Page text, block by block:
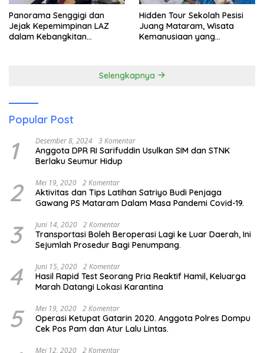
Panorama Senggigi dan
Jejak Kepemimpinan LAZ
dalam Kebangkitan
Hidden Tour Sekolah Pesisi
Juang Mataram, Wisata
Kemanusiaan yang
Selengkapnya
Popular Post
1 Desember 8, 2024 3 Komentar
Anggota DPR RI Sarifuddin Usulkan SIM dan STNK
Berlaku Seumur Hidup
2 Mei 19, 2020 2 Komentar
Aktivitas dan Tips Latihan Satriyo Budi Penjaga
Gawang PS Mataram Dalam Masa Pandemi Covid-19.
3 Juni 14, 2020 2 Komentar
Transportasi Boleh Beroperasi Lagi ke Luar Daerah, Ini
Sejumlah Prosedur Bagi Penumpang.
4 Juni 15, 2020 2 Komentar
Hasil Rapid Test Seorang Pria Reaktif Hamil, Keluarga
Marah Datangi Lokasi Karantina
5 Mei 19, 2020 2 Komentar
Operasi Ketupat Gatarin 2020. Anggota Polres Dompu
Cek Pos Pam dan Atur Lalu Lintas.
Mei 12, 2020 2 Komentar